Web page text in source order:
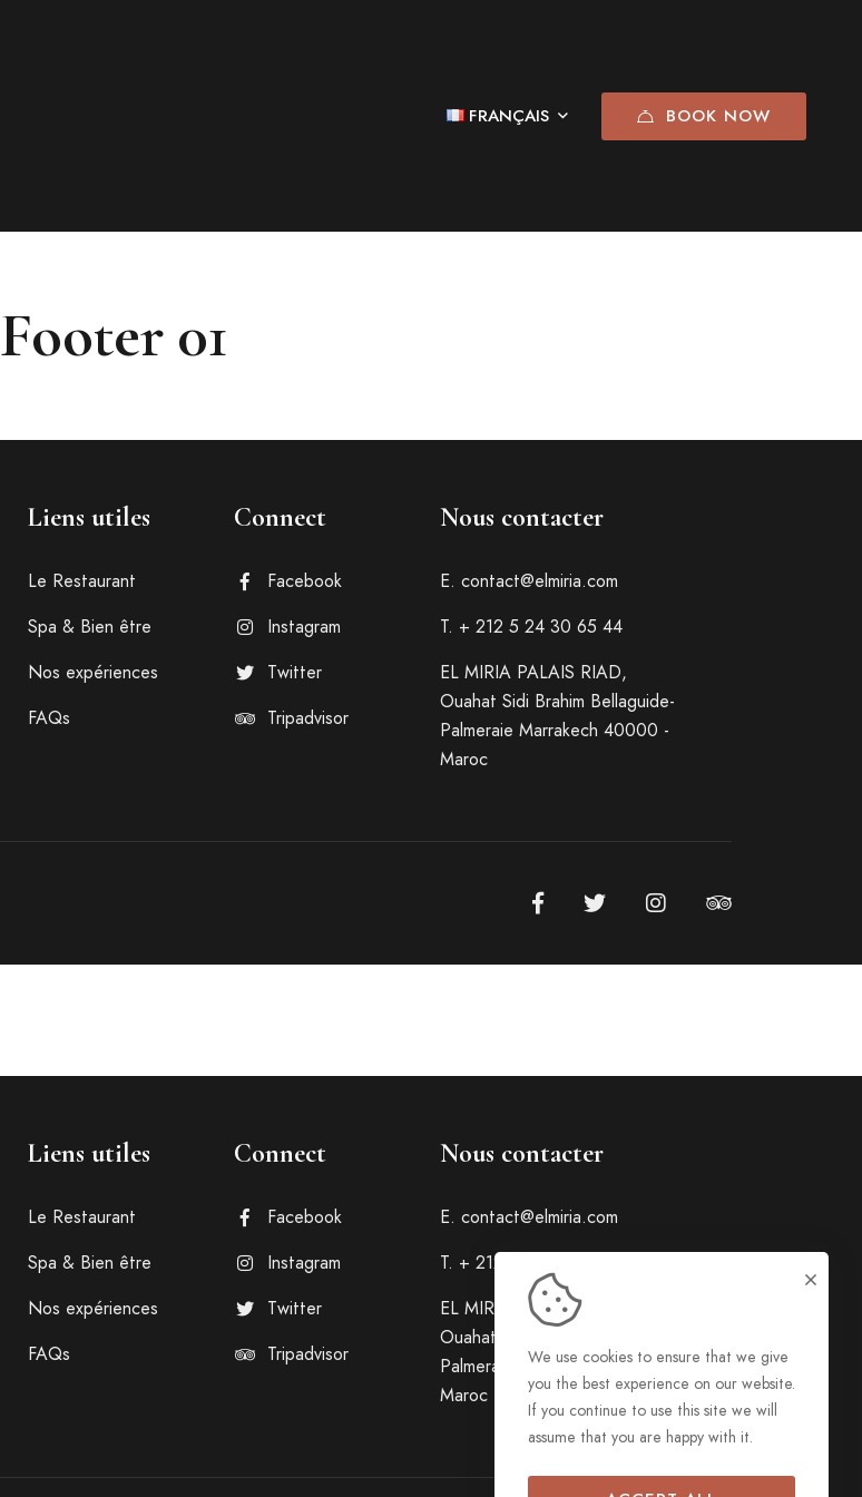
FRANÇAIS BOOK NOW
Footer 01
Liens utiles
Le Restaurant
Spa & Bien être
Nos expériences
FAQs
Connect
Facebook
Instagram
Twitter
Tripadvisor
Nous contacter
E. contact@elmiria.com
T. + 212 5 24 30 65 44
EL MIRIA PALAIS RIAD,
Ouahat Sidi Brahim Bellaguide-
Palmeraie Marrakech 40000 -
Maroc
Liens utiles
Le Restaurant
Spa & Bien être
Nos expériences
FAQs
Connect
Facebook
Instagram
Twitter
Tripadvisor
Nous contacter
E. contact@elmiria.com
T. + 212 5 24 30 65 44
EL MIRIA PALAIS RIAD,
Ouahat Sidi Brahim Bellaguide-
Palmeraie Marrakech 40000 -
Maroc
We use cookies to ensure that we give
you the best experience on our website.
If you continue to use this site we will
assume that you are happy with it.